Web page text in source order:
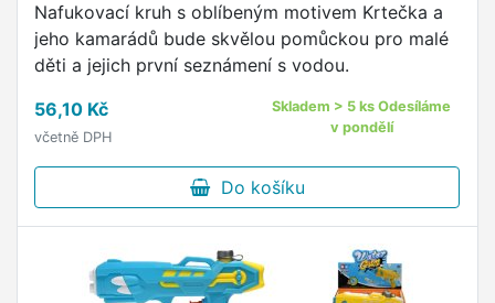
Nafukovací kruh s oblíbeným motivem Krtečka a
jeho kamarádů bude skvělou pomůckou pro malé
děti a jejich první seznámení s vodou.
56,10 Kč
včetně DPH
Skladem > 5 ks Odesíláme
v pondělí
Do košíku